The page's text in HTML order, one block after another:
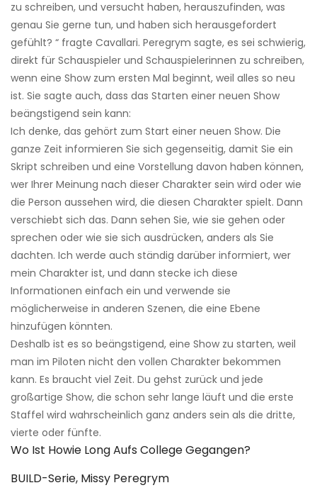
zu schreiben, und versucht haben, herauszufinden, was
genau Sie gerne tun, und haben sich herausgefordert
gefühlt? “ fragte Cavallari. Peregrym sagte, es sei schwierig,
direkt für Schauspieler und Schauspielerinnen zu schreiben,
wenn eine Show zum ersten Mal beginnt, weil alles so neu
ist. Sie sagte auch, dass das Starten einer neuen Show
beängstigend sein kann:
Ich denke, das gehört zum Start einer neuen Show. Die
ganze Zeit informieren Sie sich gegenseitig, damit Sie ein
Skript schreiben und eine Vorstellung davon haben können,
wer Ihrer Meinung nach dieser Charakter sein wird oder wie
die Person aussehen wird, die diesen Charakter spielt. Dann
verschiebt sich das. Dann sehen Sie, wie sie gehen oder
sprechen oder wie sie sich ausdrücken, anders als Sie
dachten. Ich werde auch ständig darüber informiert, wer
mein Charakter ist, und dann stecke ich diese
Informationen einfach ein und verwende sie
möglicherweise in anderen Szenen, die eine Ebene
hinzufügen könnten.
Deshalb ist es so beängstigend, eine Show zu starten, weil
man im Piloten nicht den vollen Charakter bekommen
kann. Es braucht viel Zeit. Du gehst zurück und jede
großartige Show, die schon sehr lange läuft und die erste
Staffel wird wahrscheinlich ganz anders sein als die dritte,
vierte oder fünfte.
Wo Ist Howie Long Aufs College Gegangen?
BUILD-Serie, Missy Peregrym